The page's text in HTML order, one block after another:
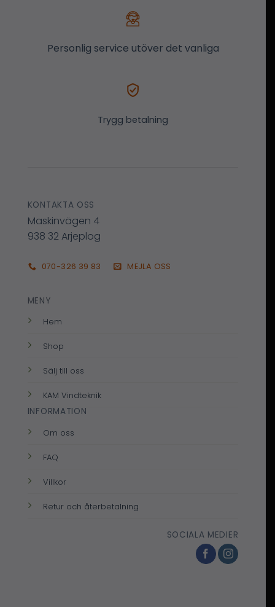
Personlig service utöver det vanliga
Trygg betalning
KONTAKTA OSS
Maskinvägen 4
938 32 Arjeplog
070-326 39 83 MEJLA OSS
MENY
Hem
Shop
Sälj till oss
KAM Vindteknik
INFORMATION
Om oss
FAQ
Villkor
Retur och återbetalning
SOCIALA MEDIER